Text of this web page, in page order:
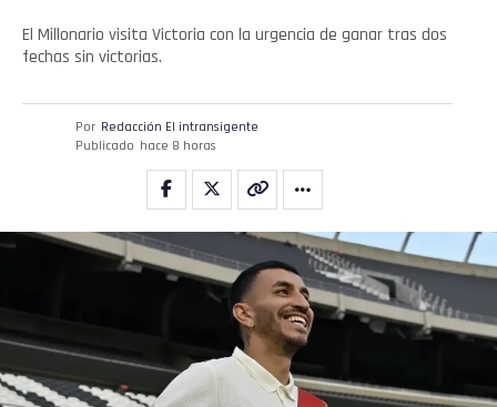
El Millonario visita Victoria con la urgencia de ganar tras dos
fechas sin victorias.
Por Redacción El intransigente
Publicado hace 8 horas